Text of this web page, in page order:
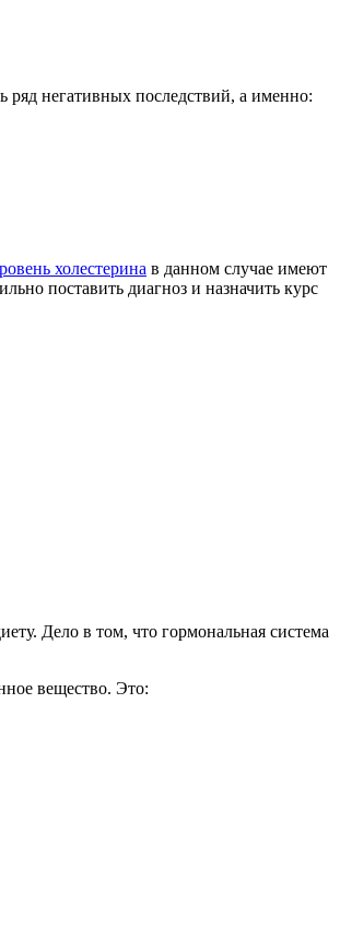
негативных последствий, а именно:
холестерина в данном случае имеют
поставить диагноз и назначить курс
Дело в том, что гормональная система
вещество. Это: